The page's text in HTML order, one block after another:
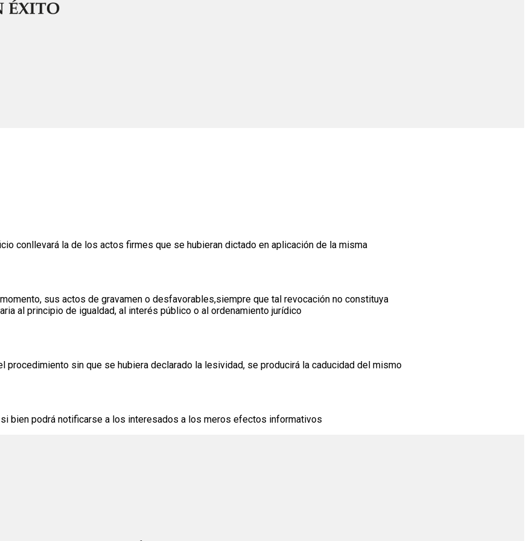
conllevará la de los actos firmes que se hubieran dictado en aplicación de la misma
sus actos de gravamen o desfavorables,siempre que tal revocación no constituya
al principio de igualdad, al interés público o al ordenamiento jurídico
sin que se hubiera declarado la lesividad, se producirá la caducidad del mismo
bien podrá notificarse a los interesados a los meros efectos informativos